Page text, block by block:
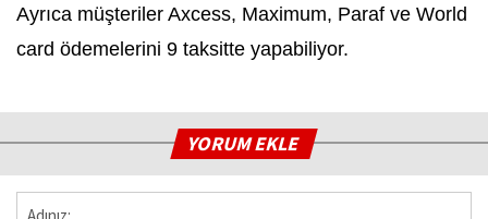
Ayrıca müşteriler Axcess, Maximum, Paraf ve World
card ödemelerini 9 taksitte yapabiliyor.
YORUM EKLE